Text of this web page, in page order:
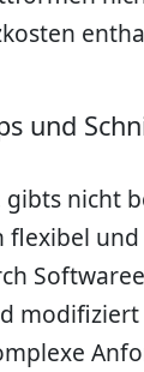
und
gibts nicht
flexibel